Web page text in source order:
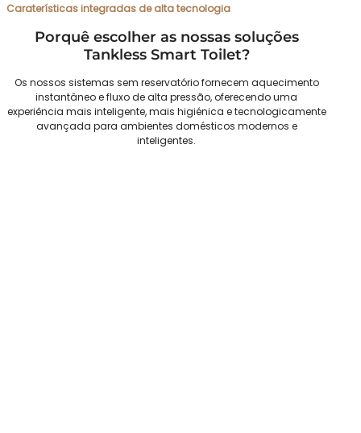
Caraterísticas integradas de alta tecnologia
Porquê escolher as nossas soluções
Tankless Smart Toilet?
Os nossos sistemas sem reservatório fornecem aquecimento
instantâneo e fluxo de alta pressão, oferecendo uma
experiência mais inteligente, mais higiénica e tecnologicamente
avançada para ambientes domésticos modernos e
inteligentes.